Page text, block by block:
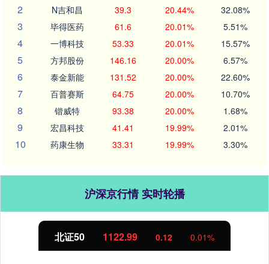
2 N吉和昌 39.3 20.44% 32.08%
3 毕得医药 61.6 20.01% 5.51%
4 一博科技 53.33 20.01% 15.57%
5 方邦股份 146.16 20.00% 6.57%
6 泰金新能 131.52 20.00% 22.60%
7 百普赛斯 64.75 20.00% 10.70%
8 锴威特 93.38 20.00% 1.68%
9 宏昌科技 41.41 19.99% 2.01%
10 药康生物 33.31 19.99% 3.30%
沪深京行情 实时轮播
北证50 1122.97 0.10 0.01%